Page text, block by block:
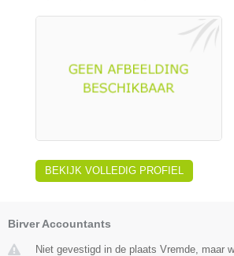
BEKIJK VOLLEDIG PROFIEL
Birver Accountants
Niet gevestigd in de plaats Vremde, maar